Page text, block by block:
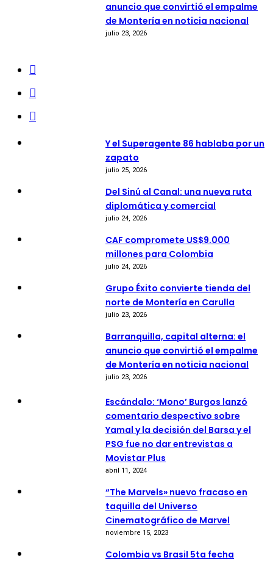
anuncio que convirtió el empalme
de Montería en noticia nacional
julio 23, 2026
Y el Superagente 86 hablaba por un
zapato
julio 25, 2026
Del Sinú al Canal: una nueva ruta
diplomática y comercial
julio 24, 2026
CAF compromete US$9.000
millones para Colombia
julio 24, 2026
Grupo Éxito convierte tienda del
norte de Montería en Carulla
julio 23, 2026
Barranquilla, capital alterna: el
anuncio que convirtió el empalme
de Montería en noticia nacional
julio 23, 2026
Escándalo: ‘Mono’ Burgos lanzó
comentario despectivo sobre
Yamal y la decisión del Barsa y el
PSG fue no dar entrevistas a
Movistar Plus
abril 11, 2024
“The Marvels» nuevo fracaso en
taquilla del Universo
Cinematográfico de Marvel
noviembre 15, 2023
Colombia vs Brasil 5ta fecha